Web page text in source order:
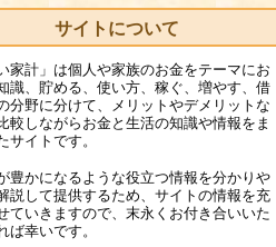
サイトについて
家計」は個人や家族のお金をテーマにお
識、貯める、使い方、稼ぐ、増やす、借
分野に分けて、メリットやデメリットな
較しながらお金と生活の知識や情報をま
サイトです。
豊かになるような役立つ情報を分かりや
説して提供するため、サイトの情報を充
ていきますので、末永くお付き合いいた
ば幸いです。